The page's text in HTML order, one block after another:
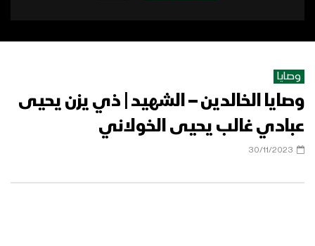
وصايا
وصايا الخالدين – الشهيد | ذي يزن يحيى
عبادي غالب يحيى الخولاني
30/11/2023